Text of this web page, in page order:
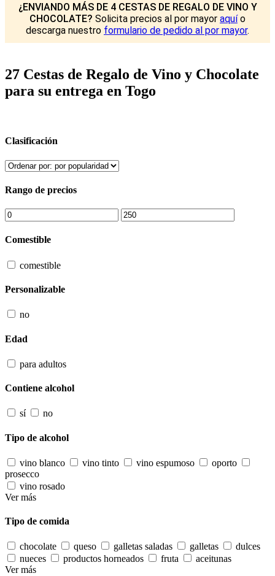
¿ENVIANDO MÁS DE 4 CESTAS DE REGALO DE VINO Y
CHOCOLATE? Solicita precios al por mayor aquío
descarga nuestro formulario de pedido al por mayor.
27 Cestas de Regalo de Vino y Chocolate
para su entrega en Togo
Clasificación
Rango de precios
Comestible
comestible
Personalizable
no
Edad
para adultos
Contiene alcohol
sí no
Tipo de alcohol
vino blanco vino tinto vino espumoso
oporto
prosecco
vino rosado
Ver más
Tipo de comida
chocolate queso galletas saladas galletas
dulces
nueces
productos horneados fruta
aceitunas
Ver más